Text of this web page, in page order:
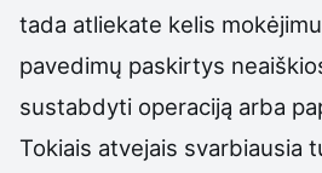
tada atliekate kelis
pavedimų paskirtys
sustabdyti operaciją arba
Tokiais atvejais svarbiausia